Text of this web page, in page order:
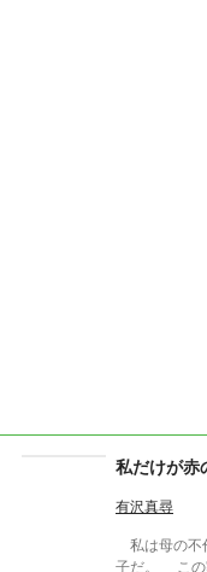
私だけが赤
有沢真尋
私は母の不
子だ。 この